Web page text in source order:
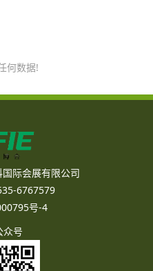
何数据!
际会展有限公司
6767579
号-4
众号